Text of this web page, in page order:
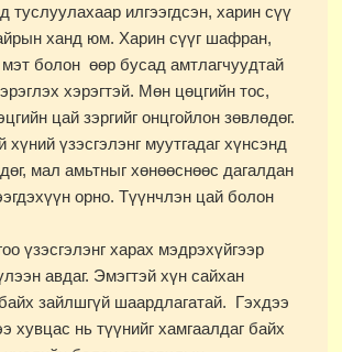
туслуулахаар илгээгдсэн, харин сүү
ханд юм. Харин сүүг шафран,
мэт болон өөр бусад амтлагчуудтай
хэрэгтэй. Мөн цөцгийн тос,
цай зэргийг онцгойлон зөвлөдөг.
хүний үзэсгэлэнг муутгадаг хүнсэнд
мал амьтныг хөнөөснөөс дагалдан
орно. Түүнчлэн цай болон
үзэсгэлэнг харах мэдрэхүйгээр
авдаг. Эмэгтэй хүн сайхан
зайлшгүй шаардлагатай. Гэхдээ
хувцас нь түүнийг хамгаалдаг байх